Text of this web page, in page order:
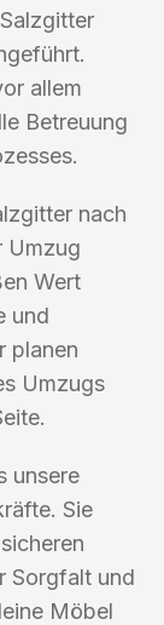
allem
Betreuung
nach
Umzug
Wert
und
planen
Umzugs
unsere
Sie
Sorgfalt und
Möbel